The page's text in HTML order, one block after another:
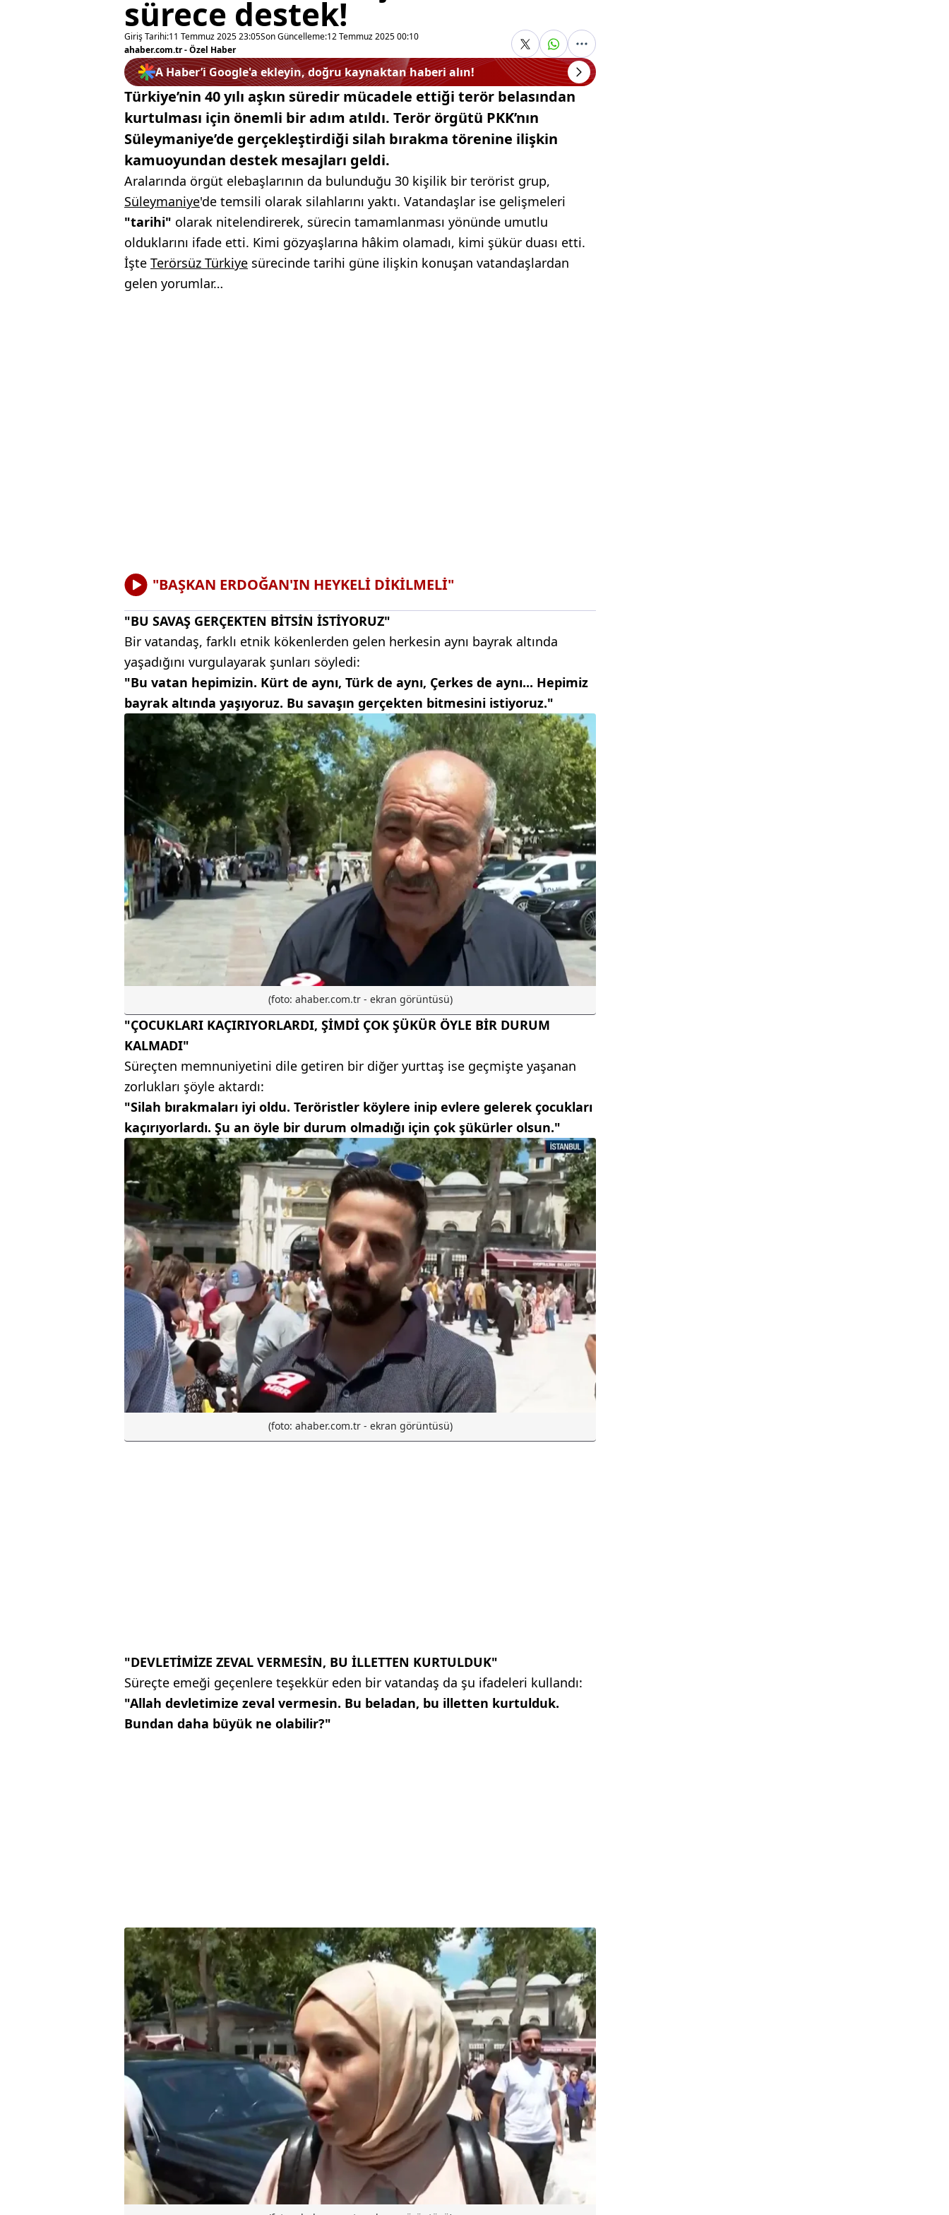
sürece destek!
Giriş Tarihi:11 Temmuz 2025 23:05Son Güncelleme:12 Temmuz 2025 00:10
ahaber.com.tr - Özel Haber
A Haber’i Google'a ekleyin, doğru kaynaktan haberi alın!
Türkiye’nin 40 yılı aşkın süredir mücadele ettiği terör belasından
kurtulması için önemli bir adım atıldı. Terör örgütü PKK’nın
Süleymaniye’de gerçekleştirdiği silah bırakma törenine ilişkin
kamuoyundan destek mesajları geldi.
Aralarında örgüt elebaşlarının da bulunduğu 30 kişilik bir terörist grup,
Süleymaniye'de temsili olarak silahlarını yaktı. Vatandaşlar ise gelişmeleri
"tarihi" olarak nitelendirerek, sürecin tamamlanması yönünde umutlu
olduklarını ifade etti. Kimi gözyaşlarına hâkim olamadı, kimi şükür duası etti.
İşte Terörsüz Türkiye sürecinde tarihi güne ilişkin konuşan vatandaşlardan
gelen yorumlar…
"BAŞKAN ERDOĞAN'IN HEYKELİ DİKİLMELİ"
"BU SAVAŞ GERÇEKTEN BİTSİN İSTİYORUZ"
Bir vatandaş, farklı etnik kökenlerden gelen herkesin aynı bayrak altında
yaşadığını vurgulayarak şunları söyledi:
"Bu vatan hepimizin. Kürt de aynı, Türk de aynı, Çerkes de aynı... Hepimiz
bayrak altında yaşıyoruz. Bu savaşın gerçekten bitmesini istiyoruz."
(foto: ahaber.com.tr - ekran görüntüsü)
"ÇOCUKLARI KAÇIRIYORLARDI, ŞİMDİ ÇOK ŞÜKÜR ÖYLE BİR DURUM
KALMADI"
Süreçten memnuniyetini dile getiren bir diğer yurttaş ise geçmişte yaşanan
zorlukları şöyle aktardı:
"Silah bırakmaları iyi oldu. Teröristler köylere inip evlere gelerek çocukları
kaçırıyorlardı. Şu an öyle bir durum olmadığı için çok şükürler olsun."
(foto: ahaber.com.tr - ekran görüntüsü)
"DEVLETİMİZE ZEVAL VERMESİN, BU İLLETTEN KURTULDUK"
Süreçte emeği geçenlere teşekkür eden bir vatandaş da şu ifadeleri kullandı:
"Allah devletimize zeval vermesin. Bu beladan, bu illetten kurtulduk.
Bundan daha büyük ne olabilir?"